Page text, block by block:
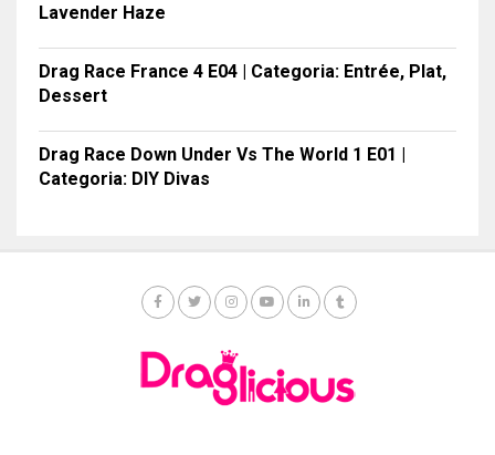
Lavender Haze
Drag Race France 4 E04 | Categoria: Entrée, Plat,
Dessert
Drag Race Down Under Vs The World 1 E01 |
Categoria: DIY Divas